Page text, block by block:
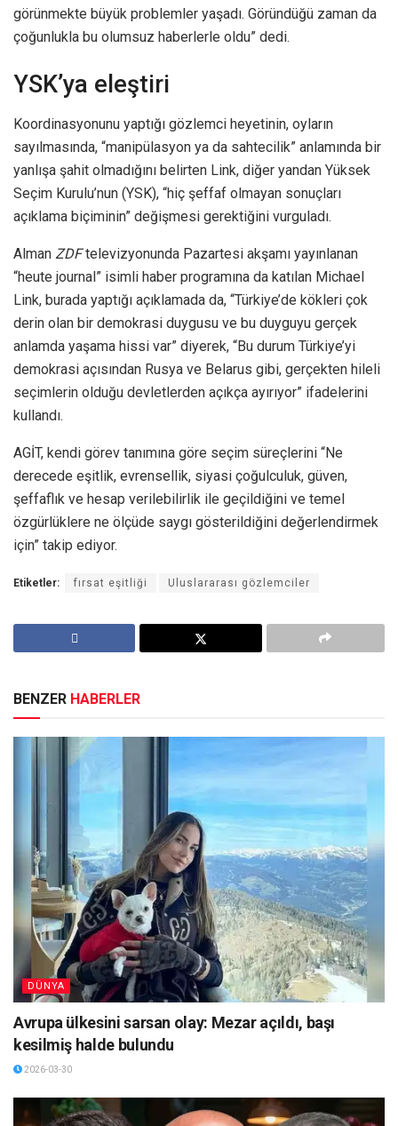
görünmekte büyük problemler yaşadı. Göründüğü zaman da
çoğunlukla bu olumsuz haberlerle oldu” dedi.
YSK’ya eleştiri
Koordinasyonunu yaptığı gözlemci heyetinin, oyların
sayılmasında, “manipülasyon ya da sahtecilik” anlamında bir
yanlışa şahit olmadığını belirten Link, diğer yandan Yüksek
Seçim Kurulu’nun (YSK), “hiç şeffaf olmayan sonuçları
açıklama biçiminin” değişmesi gerektiğini vurguladı.
Alman ZDFtelevizyonunda Pazartesi akşamı yayınlanan
“heute journal” isimli haber programına da katılan Michael
Link, burada yaptığı açıklamada da, “Türkiye’de kökleri çok
derin olan bir demokrasi duygusu ve bu duyguyu gerçek
anlamda yaşama hissi var” diyerek, “Bu durum Türkiye’yi
demokrasi açısından Rusya ve Belarus gibi, gerçekten hileli
seçimlerin olduğu devletlerden açıkça ayırıyor” ifadelerini
kullandı.
AGİT, kendi görev tanımına göre seçim süreçlerini “Ne
derecede eşitlik, evrensellik, siyasi çoğulculuk, güven,
şeffaflık ve hesap verilebilirlik ile geçildiğini ve temel
özgürlüklere ne ölçüde saygı gösterildiğini değerlendirmek
için” takip ediyor.
Etiketler: fırsat eşitliği Uluslararası gözlemciler
BENZER HABERLER
DÜNYA
Avrupa ülkesini sarsan olay: Mezar açıldı, başı
kesilmiş halde bulundu
2026-03-30